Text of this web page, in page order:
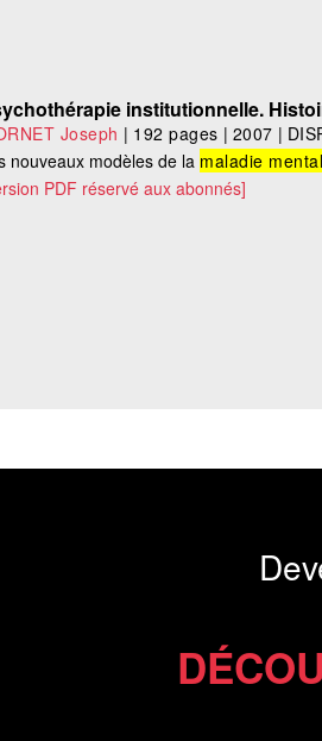
institutionnelle.
Joseph | 192 pages | 2007 |
nouveaux modèles de la maladie
PDF réservé aux abonnés]